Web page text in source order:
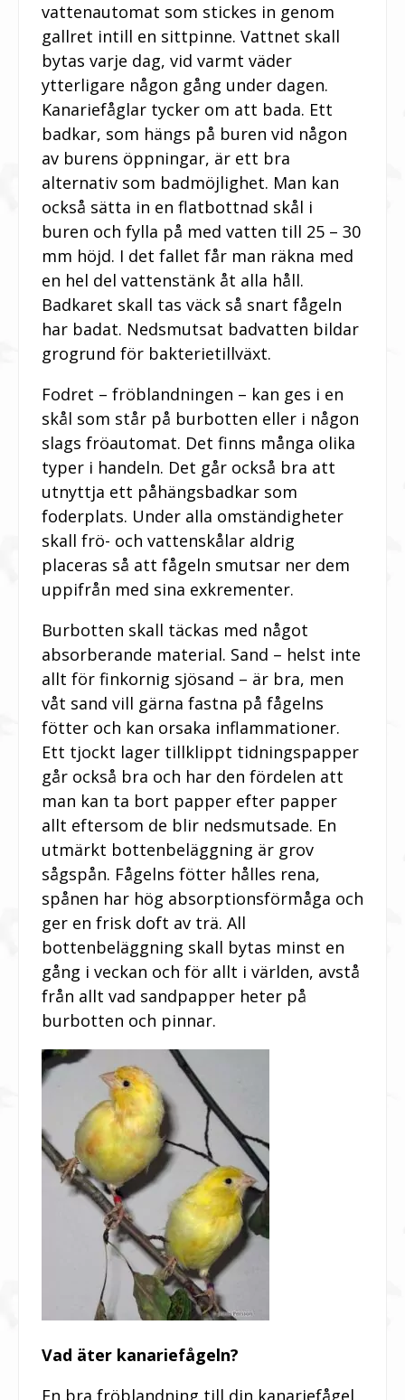
vattenautomat som stickes in genom
gallret intill en sittpinne. Vattnet skall
bytas varje dag, vid varmt väder
ytterligare någon gång under dagen.
Kanariefåglar tycker om att bada. Ett
badkar, som hängs på buren vid någon
av burens öppningar, är ett bra
alternativ som badmöjlighet. Man kan
också sätta in en flatbottnad skål i
buren och fylla på med vatten till 25 – 30
mm höjd. I det fallet får man räkna med
en hel del vattenstänk åt alla håll.
Badkaret skall tas väck så snart fågeln
har badat. Nedsmutsat badvatten bildar
grogrund för bakterietillväxt.
Fodret – fröblandningen – kan ges i en
skål som står på burbotten eller i någon
slags fröautomat. Det finns många olika
typer i handeln. Det går också bra att
utnyttja ett påhängsbadkar som
foderplats. Under alla omständigheter
skall frö- och vattenskålar aldrig
placeras så att fågeln smutsar ner dem
uppifrån med sina exkrementer.
Burbotten skall täckas med något
absorberande material. Sand – helst inte
allt för finkornig sjösand – är bra, men
våt sand vill gärna fastna på fågelns
fötter och kan orsaka inflammationer.
Ett tjockt lager tillklippt tidningspapper
går också bra och har den fördelen att
man kan ta bort papper efter papper
allt eftersom de blir nedsmutsade. En
utmärkt bottenbeläggning är grov
sågspån. Fågelns fötter hålles rena,
spånen har hög absorptionsförmåga och
ger en frisk doft av trä. All
bottenbeläggning skall bytas minst en
gång i veckan och för allt i världen, avstå
från allt vad sandpapper heter på
burbotten och pinnar.
Vad äter kanariefågeln?